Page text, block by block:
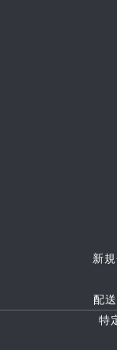
新
配
特